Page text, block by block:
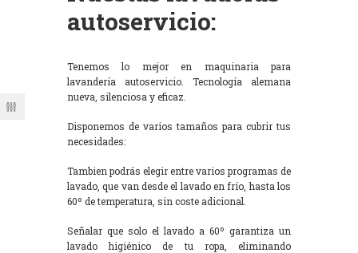
autoservicio:
Tenemos lo mejor en maquinaria para
lavandería autoservicio. Tecnología alemana
nueva, silenciosa y eficaz.
Disponemos de varios tamaños para cubrir tus
necesidades:
Tambien podrás elegir entre varios programas de
lavado, que van desde el lavado en frío, hasta los
60º de temperatura, sin coste adicional.
Señalar que solo el lavado a 60º garantiza un
lavado higiénico de tu ropa, eliminando